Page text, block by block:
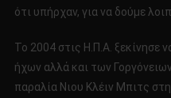
ότι υπήρχαν, για να δούμε
Το 2004 στις Η.Π.Α. ξεκίνησε
ήχων αλλά και των
παραλία Νιου Κλέιν Μπιτς